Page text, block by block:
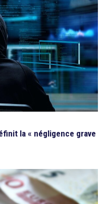
la « négligence grave